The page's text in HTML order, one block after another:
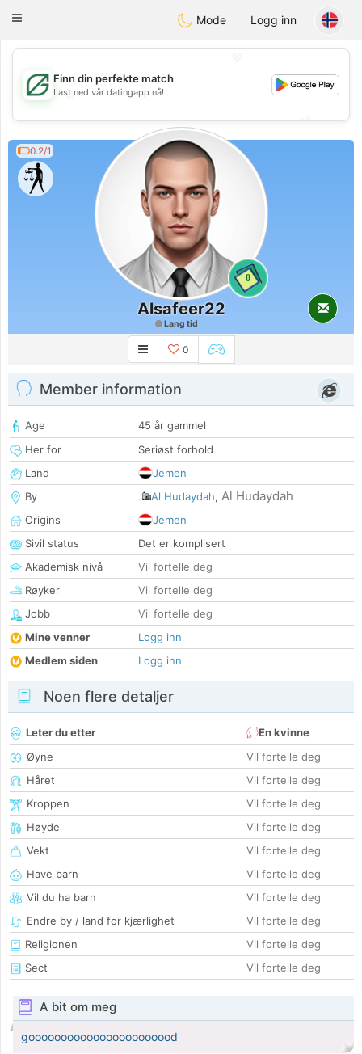
GulfDating
Toggle
Mode Logg inn
💖
💕
💕
Finn din perfekte match
Last ned vår datingapp nå!
0.2/1
0
Alsafeer22
Lang tid
0
Member information
Age
45 år gammel
Her for
Seriøst forhold
Land
Jemen
By
Al Hudaydah, Al Hudaydah
Origins
Jemen
Sivil status
Det er komplisert
Akademisk nivå
Vil fortelle deg
Røyker
Vil fortelle deg
Jobb
Vil fortelle deg
Mine venner
Logg inn
Medlem siden
Logg inn
Noen flere detaljer
Leter du etter
En kvinne
Øyne
Vil fortelle deg
Håret
Vil fortelle deg
Kroppen
Vil fortelle deg
Høyde
Vil fortelle deg
Vekt
Vil fortelle deg
Have barn
Vil fortelle deg
Vil du ha barn
Vil fortelle deg
Endre by / land for kjærlighet
Vil fortelle deg
Religionen
Vil fortelle deg
Sect
Vil fortelle deg
A bit om meg
gooooooooooooooooooooood